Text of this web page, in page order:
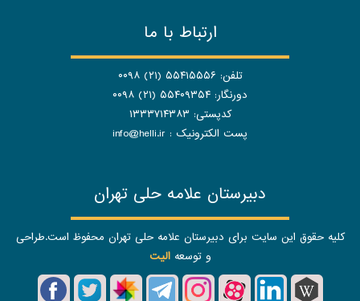
ارتباط با ما
تلفن: ۵۵۴۱۵۵۵۶ (۲۱) ۰۰۹۸
دورنگار: ۵۵۴۰۹۳۵۴ (۲۱) ۰۰۹۸
کدپستی: ۱۳۳۳۷۱۴۳۸۳
پست الکترونیک : info@helli.ir
دبیرستان علامه حلی تهران
کلیه حقوق این سایت برای دبیرستان علامه حلی تهران محفوظ است.طراحی
و توسعهالیت